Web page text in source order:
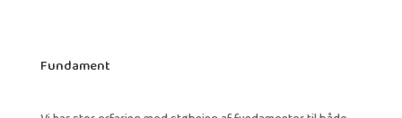
Fundament